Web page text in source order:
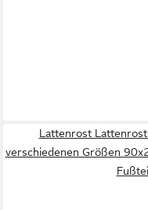
Lattenrost
verschiedenen Größen